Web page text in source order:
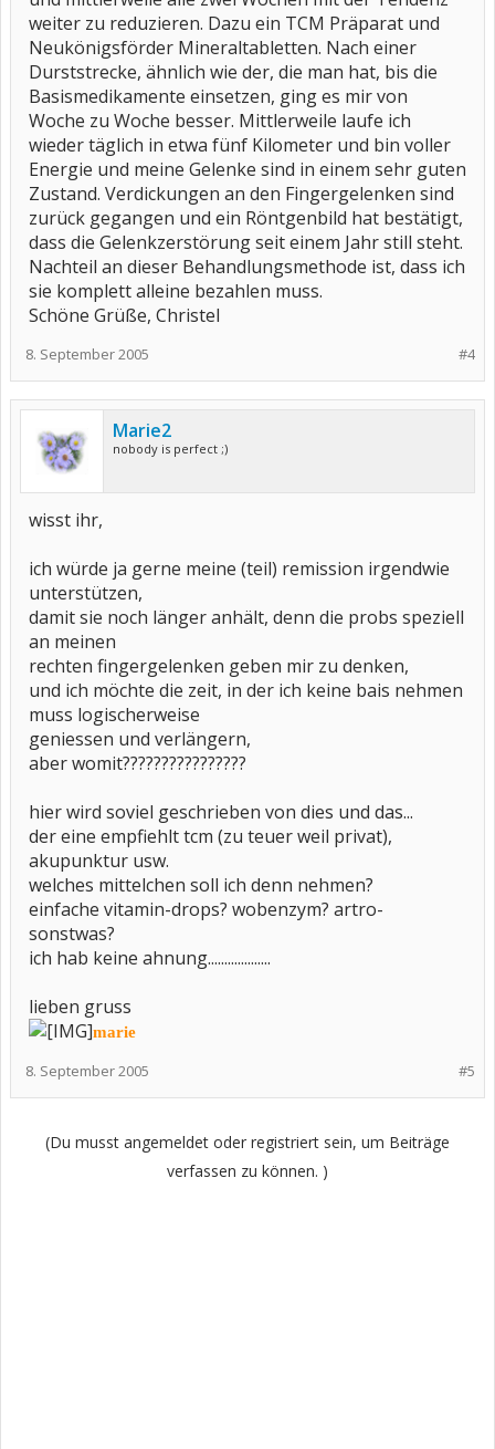
weiter zu reduzieren. Dazu ein TCM Präparat und
Neukönigsförder Mineraltabletten. Nach einer
Durststrecke, ähnlich wie der, die man hat, bis die
Basismedikamente einsetzen, ging es mir von
Woche zu Woche besser. Mittlerweile laufe ich
wieder täglich in etwa fünf Kilometer und bin voller
Energie und meine Gelenke sind in einem sehr guten
Zustand. Verdickungen an den Fingergelenken sind
zurück gegangen und ein Röntgenbild hat bestätigt,
dass die Gelenkzerstörung seit einem Jahr still steht.
Nachteil an dieser Behandlungsmethode ist, dass ich
sie komplett alleine bezahlen muss.
Schöne Grüße, Christel
#4
8. September 2005
Marie2
nobody is perfect ;)
wisst ihr,
ich würde ja gerne meine (teil) remission irgendwie
unterstützen,
damit sie noch länger anhält, denn die probs speziell
an meinen
rechten fingergelenken geben mir zu denken,
und ich möchte die zeit, in der ich keine bais nehmen
muss logischerweise
geniessen und verlängern,
aber womit????????????????
hier wird soviel geschrieben von dies und das...
der eine empfiehlt tcm (zu teuer weil privat),
akupunktur usw.
welches mittelchen soll ich denn nehmen?
einfache vitamin-drops? wobenzym? artro-
sonstwas?
ich hab keine ahnung...................
lieben gruss
marie
#5
8. September 2005
(Du musst angemeldet oder registriert sein, um Beiträge
verfassen zu können. )